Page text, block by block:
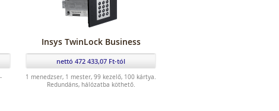
Insys TwinLock Business
nettó 472 433,07 Ft-tól
1 menedzser, 1 mester, 99 kezelő, 100 kártya.
Redundáns, hálózatba köthető.